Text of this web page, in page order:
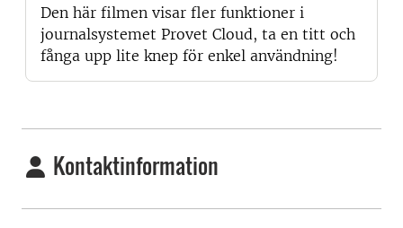
Den här filmen visar fler funktioner i
journalsystemet Provet Cloud, ta en titt och
fånga upp lite knep för enkel användning!
Kontaktinformation